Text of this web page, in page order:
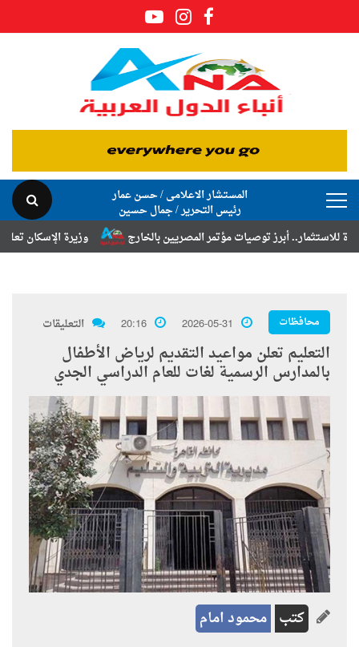
المستشار الاعلامى / حسن عمار
رئيس التحرير / جمال حسين
وزيرة الإسكان تعلن نتائج قرعة
توصيات مؤتمر المصريين بالخارج
محافظات 2026-05-31
20:16 التعليقات
التعليم تعلن مواعيد التقديم لرياض الأطفال
بالمدارس الرسمية لغات للعام الدراسي الجدي
كتب محمود امام